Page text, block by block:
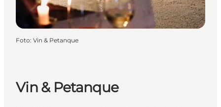
Foto: Vin & Petanque
Vin & Petanque